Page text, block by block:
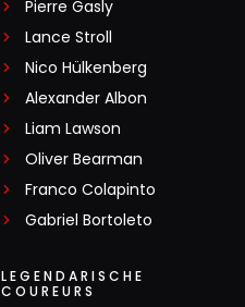
Pierre Gasly
Lance Stroll
Nico Hülkenberg
Alexander Albon
Liam Lawson
Oliver Bearman
Franco Colapinto
Gabriel Bortoleto
LEGENDARISCHE
COUREURS